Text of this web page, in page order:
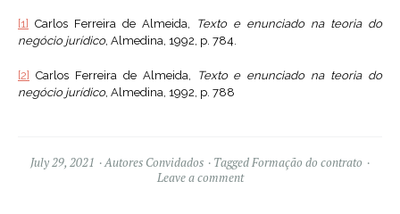
[1] Carlos Ferreira de Almeida,
Texto e enunciado na teoria do
negócio jurídico, Almedina, 1992, p. 784.
[2] Carlos Ferreira de Almeida,
Texto e enunciado na teoria do
negócio jurídico, Almedina, 1992, p. 788
July 29, 2021 Autores Convidados TaggedFormação do contrato
Leave a comment